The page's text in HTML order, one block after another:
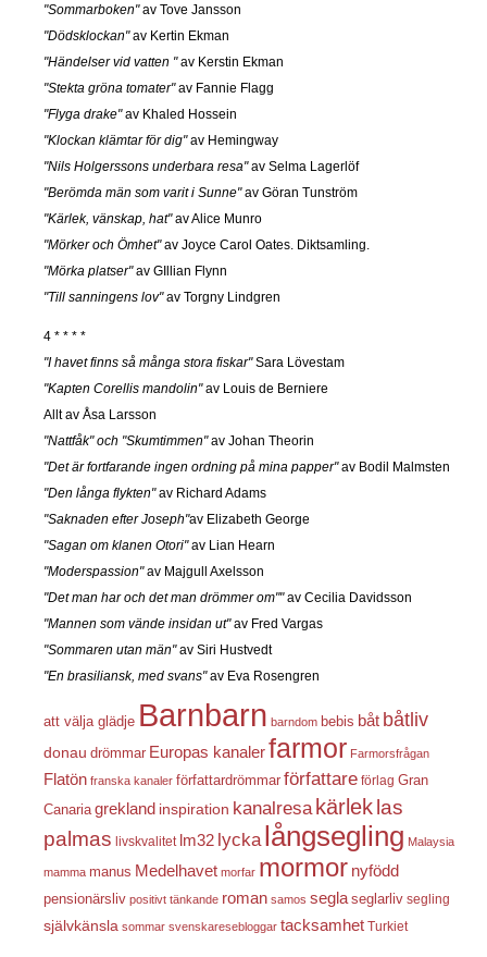
"Sommarboken"av Tove Jansson
"Dödsklockan"av Kertin Ekman
"Händelser vid vatten "av Kerstin Ekman
"Stekta gröna tomater"av Fannie Flagg
"Flyga drake"av Khaled Hossein
"Klockan klämtar för dig"av Hemingway
"Nils Holgerssons underbara resa"av Selma Lagerlöf
"Berömda män som varit i Sunne"av Göran Tunström
"Kärlek, vänskap, hat"av Alice Munro
"Mörker och Ömhet"av Joyce Carol Oates. Diktsamling.
"Mörka platser"av GIllian Flynn
"Till sanningens lov"av Torgny Lindgren
4 * * * *
"I havet finns så många stora fiskar"Sara Lövestam
"Kapten Corellis mandolin"av Louis de Berniere
Allt av Åsa Larsson
"Nattfåk" och "Skumtimmen"av Johan Theorin
"Det är fortfarande ingen ordning på mina papper"av Bodil Malmsten
"Den långa flykten"av Richard Adams
"Saknaden efter Joseph"av Elizabeth George
"Sagan om klanen Otori"av Lian Hearn
"Moderspassion"av Majgull Axelsson
"Det man har och det man drömmer om""av Cecilia Davidsson
"Mannen som vände insidan ut"av Fred Vargas
"Sommaren utan män"av Siri Hustvedt
"En brasiliansk, med svans"av Eva Rosengren
att välja glädje Barnbarn barndom bebis båt båtliv
donau drömmar Europas kanalerfarmor Farmorsfrågan
Flatön franska kanaler författardrömmar författare förlag Gran
Canaria grekland inspiration kanalresa kärleklas
palmas livskvalitet lm32 lycka långsegling Malaysia
mamma manus Medelhavet morfar mormor nyfödd
pensionärsliv positivt tänkande roman samos segla seglarliv segling
självkänsla sommar svenskaresebloggar tacksamhet Turkiet